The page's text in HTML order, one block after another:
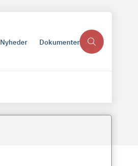
Nyheder Dokumenter